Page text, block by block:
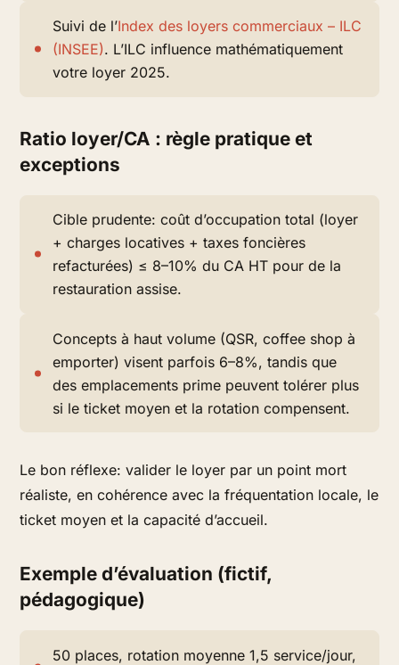
Suivi de l’Index des loyers commerciaux – ILC
(INSEE). L’ILC influence mathématiquement
votre loyer 2025.
Ratio loyer/CA : règle pratique et
exceptions
Cible prudente: coût d’occupation total (loyer
+ charges locatives + taxes foncières
refacturées) ≤ 8–10% du CA HT pour de la
restauration assise.
Concepts à haut volume (QSR, coffee shop à
emporter) visent parfois 6–8%, tandis que
des emplacements prime peuvent tolérer plus
si le ticket moyen et la rotation compensent.
Le bon réflexe: valider le loyer par un point mort
réaliste, en cohérence avec la fréquentation locale, le
ticket moyen et la capacité d’accueil.
Exemple d’évaluation (fictif,
pédagogique)
50 places, rotation moyenne 1,5 service/jour,